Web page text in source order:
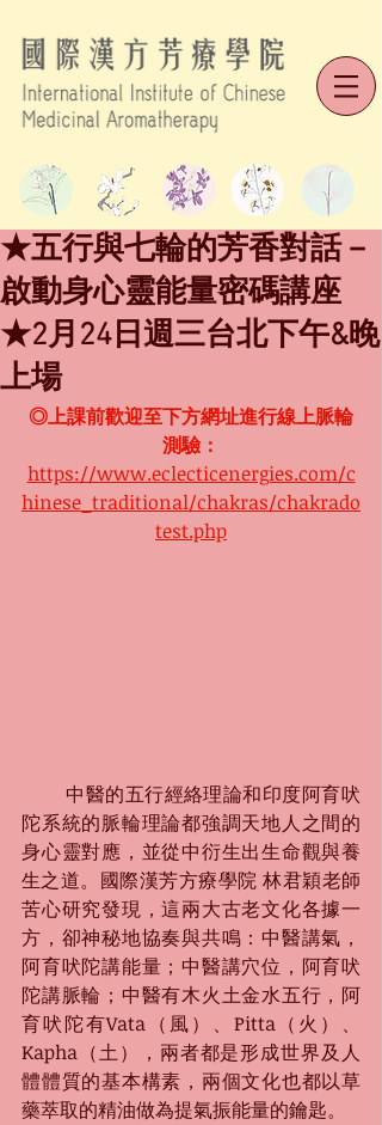
★五行與七輪的芳香對話－
啟動身心靈能量密碼講座
★2月24日週三台北下午&晚
上場
◎上課前歡迎至下方網址進行線上脈輪
測驗：
https://www.eclecticenergies.com/c
hinese_traditional/chakras/chakrado
test.php
陀系統的脈輪理論都強調天地人之間的
身心靈對應，並從中衍生出生命觀與養
生之道。國際漢芳方療學院 林君穎老師
苦心研究發現，這兩大古老文化各據一
方，卻神秘地協奏與共鳴：中醫講氣，
阿育吠陀講能量；中醫講穴位，阿育吠
陀講脈輪；中醫有木火土金水五行，阿
育吠陀有Vata（風）、Pitta（火）、
Kapha（土），兩者都是形成世界及人
體體質的基本構素，兩個文化也都以草
藥萃取的精油做為提氣振能量的鑰匙。